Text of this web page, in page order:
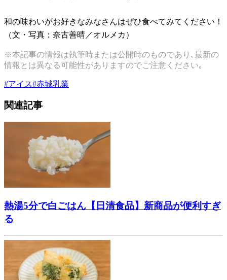
和の味わいがお好きなみなさんはぜひ食べてみてください！
（文・写真：奈古善晴／オルメカ）
※本記事の情報は執筆時または公開時のものであり､最新の
情報とは異なる可能性がありますのでご注意ください｡
#アイス#赤城乳業
関連記事
熱湯5分で白ごはん【日清食品】新商品が便利すぎ
る